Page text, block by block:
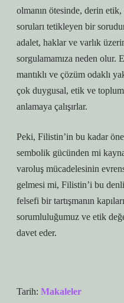
olmanın ötesinde, derin
soruları tetikleyen bir
adalet, haklar ve varlık
sorgulamamıza neden olur.
mantıklı ve çözüm odaklı
çok duygusal, etik ve
anlamaya çalışırlar.
Peki, Filistin’in bu kadar
sembolik gücünden mi
varoluş mücadelesinin
gelmesi mi, Filistin’i bu
felsefi bir tartışmanın
sorumluluğumuz ve etik
davet eder.
Tarih: Makaleler